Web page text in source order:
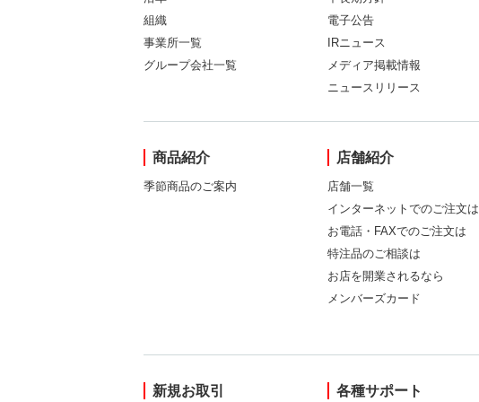
組織
事業所一覧
グループ会社一覧
電子公告
IRニュース
メディア掲載情報
ニュースリリース
商品紹介
季節商品のご案内
店舗紹介
店舗一覧
インターネットでのご注文は
お電話・FAXでのご注文は
特注品のご相談は
お店を開業されるなら
メンバーズカード
新規お取引 各種サポート